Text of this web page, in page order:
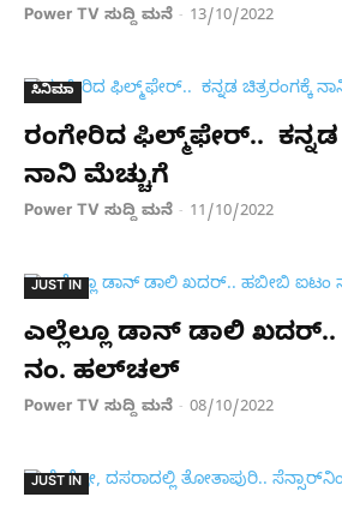
Power TV ಸುದ್ದಿ ಮನೆ - 13/10/2022
ಸಿನಿಮಾ
ರಂಗೇರಿದ ಫಿಲ್ಮ್​ಫೇರ್.. ಕನ್ನಡ
ನಾನಿ ಮೆಚ್ಚುಗೆ
Power TV ಸುದ್ದಿ ಮನೆ - 11/10/2022
JUST IN
ಎಲ್ಲೆಲ್ಲೂ ಡಾನ್ ಡಾಲಿ
ನಂ. ಹಲ್​​​​​​ಚಲ್
Power TV ಸುದ್ದಿ ಮನೆ - 08/10/2022
JUST IN